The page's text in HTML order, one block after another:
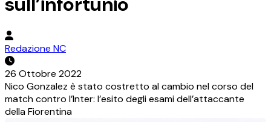
Redazione NC
26 Ottobre 2022
Nico Gonzalez è stato costretto al cambio nel corso del
match contro l’Inter: l’esito degli esami dell’attaccante
della Fiorentina